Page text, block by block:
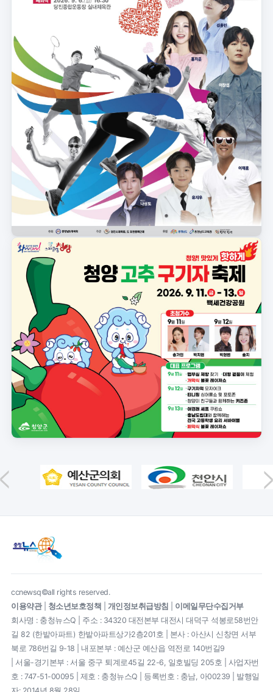
ccnewsq©all rights reserved.
이용약관| 청소년보호정책 개인정보취급방침
이메일무단수집거부
회사명 : 충청뉴스Q | 주소 : 34320 대전본부 대전시 대덕구 석봉로58번안
길 82 (한밭아파트) 한밭아파트상가2층201호 | 본사 : 아산시 신창면 서부
북로 786번길 9-18 | 내포본부 : 예산군 예산읍 역전로 140번길9
| 서울-경기본부 : 서울 중구 퇴계로45길 22-6, 일호빌딩 205호 | 사업자번
호 : 747-51-00095 | 제호 : 충청뉴스Q | 등록번호 : 충남, 아00239 | 발행일